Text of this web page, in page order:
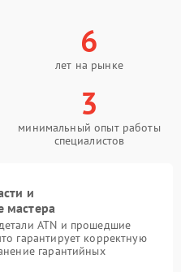
6
лет на рынке
3
минимальный опыт работы
специалистов
и
мастера
ATN и прошедшие
гарантирует корректную
гарантийных